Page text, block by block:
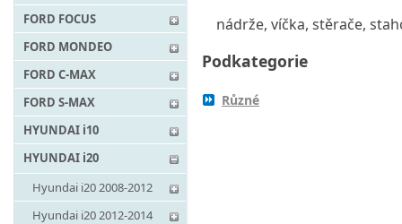
FORD FOCUS
FORD MONDEO
FORD C-MAX
FORD S-MAX
HYUNDAI i10
HYUNDAI i20
Hyundai i20 2008-2012
Hyundai i20 2012-2014
nádrže, víčka, stěrače,
Podkategorie
Různé